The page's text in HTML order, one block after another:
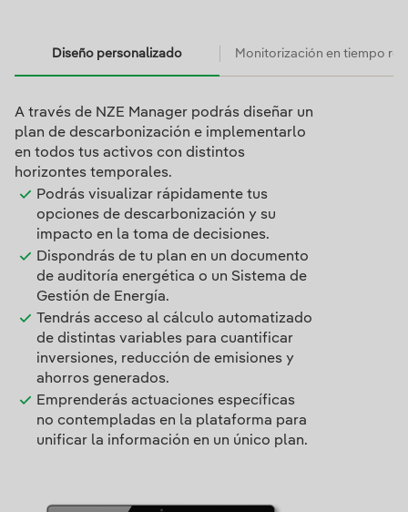
Diseño personalizado Monitorización en tiempo
Diseño personalizado
A través de NZE Manager podrás diseñar un
plan de descarbonización e implementarlo
en todos tus activos con distintos
horizontes temporales.
Podrás visualizar rápidamente tus
opciones de descarbonización y su
impacto en la toma de decisiones.
Dispondrás de tu plan en un documento
de auditoría energética o un Sistema de
Gestión de Energía.
Tendrás acceso al cálculo automatizado
de distintas variables para cuantificar
inversiones, reducción de emisiones y
ahorros generados.
Emprenderás actuaciones específicas
no contempladas en la plataforma para
unificar la información en un único plan.